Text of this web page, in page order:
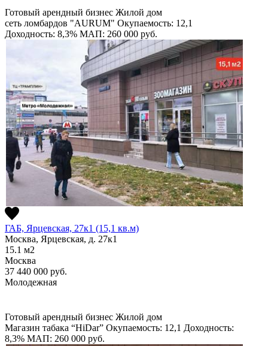
Готовый арендный бизнес Жилой дом
сеть ломбардов "AURUM" Окупаемость: 12,1
Доходность: 8,3% МАП: 260 000 руб.
ГАБ, Ярцевская, 27к1 (15,1 кв.м)
Москва, Ярцевская, д. 27к1
15.1 м2
Москва
37 440 000 руб.
Молодежная
Готовый арендный бизнес Жилой дом
Магазин табака “HiDar” Окупаемость: 12,1 Доходность:
8,3% МАП: 260 000 руб.